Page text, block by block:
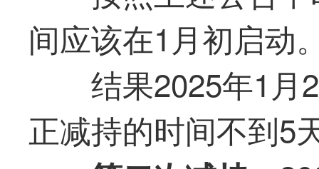
间应该在1月初启动
结果2025年1月
正减持的时间不到5